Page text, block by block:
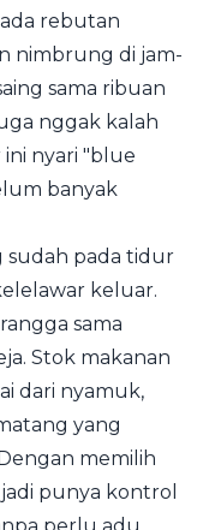
rebutan
nimbrung di jam-
sama ribuan
nggak kalah
nyari "blue
banyak
sudah pada tidur
keluar.
sama
Stok makanan
dari nyamuk,
yang
memilih
punya kontrol